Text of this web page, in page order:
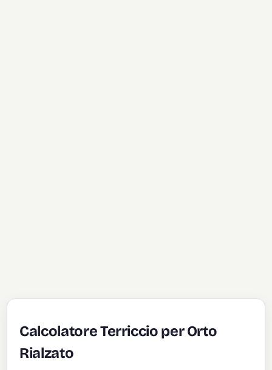
Calcolatore Terriccio per Orto
Rialzato